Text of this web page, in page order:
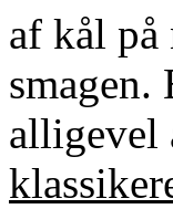
af kål
smagen.
alligevel